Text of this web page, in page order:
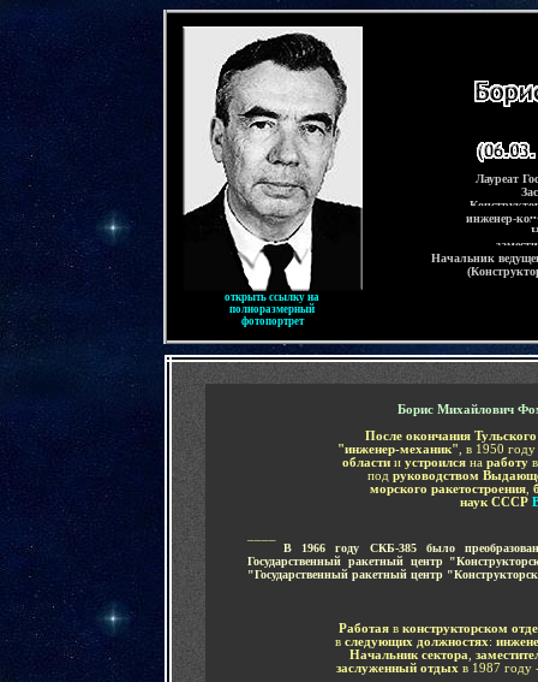
открыть ссылку на
полноразмерный
фотопортрет
Лауреат
инженер-
Начальник
Борис Михайлович
После окончания
"инженер-механик" , в 1950 году
области и устроился на работу
под руководством
морского ракетостроения
наук СССР
В 1966 году СКБ-385 было
Государственный ракетный центр
"Государственный ракетный центр
Работая в конструкторском
вследующих должностях:
Начальник сектора
заслуженный отдых в 1987 году